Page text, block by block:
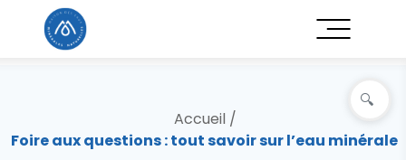
Accueil/
Foire aux questions : tout savoir sur l’eau minérale